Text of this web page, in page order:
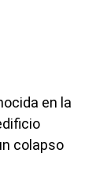
en la
colapso